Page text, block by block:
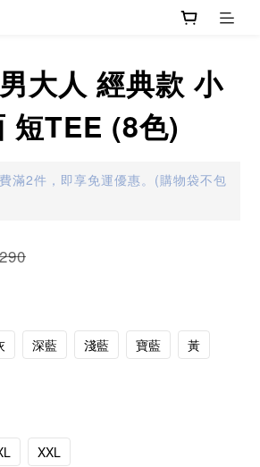
大人 經典款 小
短TEE (8色)
滿2件，即享免運優惠。(購物袋不包
深藍 淺藍 寶藍
黃
XXL